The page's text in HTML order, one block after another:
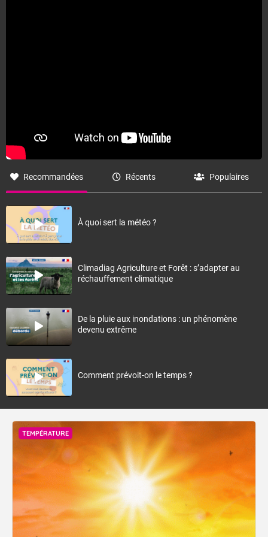
Recommandées Récents Populaires
À quoi sert la météo ?
Climadiag Agriculture et Forêt : s’adapter au
réchauffement climatique
De la pluie aux inondations : un phénomène
devenu extrême
Comment prévoit-on le temps ?
TEMPÉRATURE